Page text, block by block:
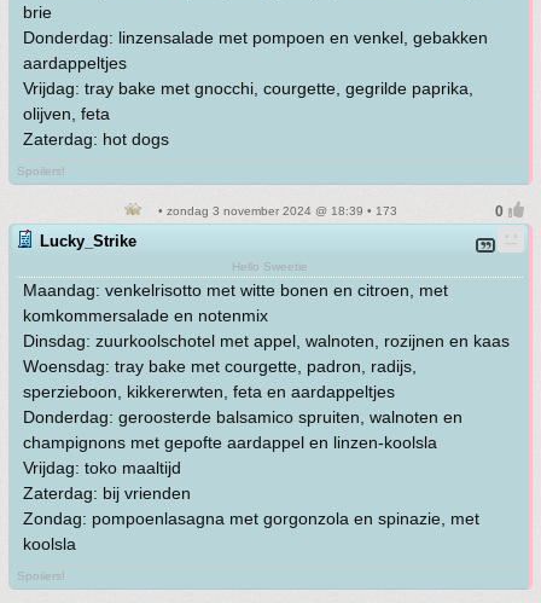
brie
Donderdag: linzensalade met pompoen en venkel, gebakken
aardappeltjes
Vrijdag: tray bake met gnocchi, courgette, gegrilde paprika,
olijven, feta
Zaterdag: hot dogs
Spoilers!
• zondag 3 november 2024 @ 18:39 • 173
Lucky_Strike
Hello Sweetie
Maandag: venkelrisotto met witte bonen en citroen, met
komkommersalade en notenmix
Dinsdag: zuurkoolschotel met appel, walnoten, rozijnen en kaas
Woensdag: tray bake met courgette, padron, radijs,
sperzieboon, kikkererwten, feta en aardappeltjes
Donderdag: geroosterde balsamico spruiten, walnoten en
champignons met gepofte aardappel en linzen-koolsla
Vrijdag: toko maaltijd
Zaterdag: bij vrienden
Zondag: pompoenlasagna met gorgonzola en spinazie, met
koolsla
Spoilers!